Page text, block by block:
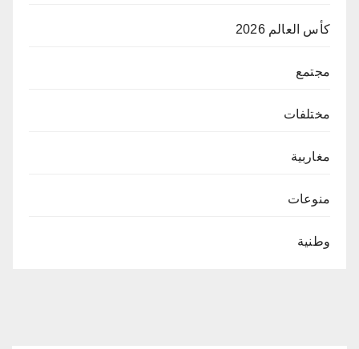
كأس العالم 2026
مجتمع
مختلفات
مغاربية
منوعات
وطنية